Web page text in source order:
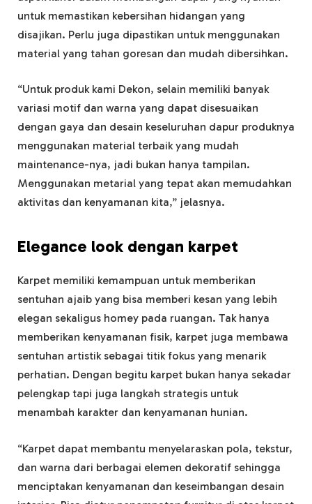
untuk memastikan kebersihan hidangan yang
disajikan. Perlu juga dipastikan untuk menggunakan
material yang tahan goresan dan mudah dibersihkan.
“Untuk produk kami Dekon, selain memiliki banyak
variasi motif dan warna yang dapat disesuaikan
dengan gaya dan desain keseluruhan dapur produknya
menggunakan material terbaik yang mudah
maintenance-nya, jadi bukan hanya tampilan.
Menggunakan metarial yang tepat akan memudahkan
aktivitas dan kenyamanan kita,” jelasnya.
Elegance look dengan karpet
Karpet memiliki kemampuan untuk memberikan
sentuhan ajaib yang bisa memberi kesan yang lebih
elegan sekaligus homey pada ruangan. Tak hanya
memberikan kenyamanan fisik, karpet juga membawa
sentuhan artistik sebagai titik fokus yang menarik
perhatian. Dengan begitu karpet bukan hanya sekadar
pelengkap tapi juga langkah strategis untuk
menambah karakter dan kenyamanan hunian.
“Karpet dapat membantu menyelaraskan pola, tekstur,
dan warna dari berbagai elemen dekoratif sehingga
menciptakan kenyamanan dan keseimbangan desain